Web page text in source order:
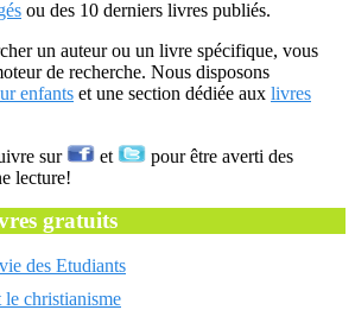
ou des 10 derniers livres publiés.
un auteur ou un livre spécifique, vous
de recherche. Nous disposons
enfants et une section dédiée aux livres
sur et
pour être averti des
lecture!
gratuits
des Etudiants
christianisme